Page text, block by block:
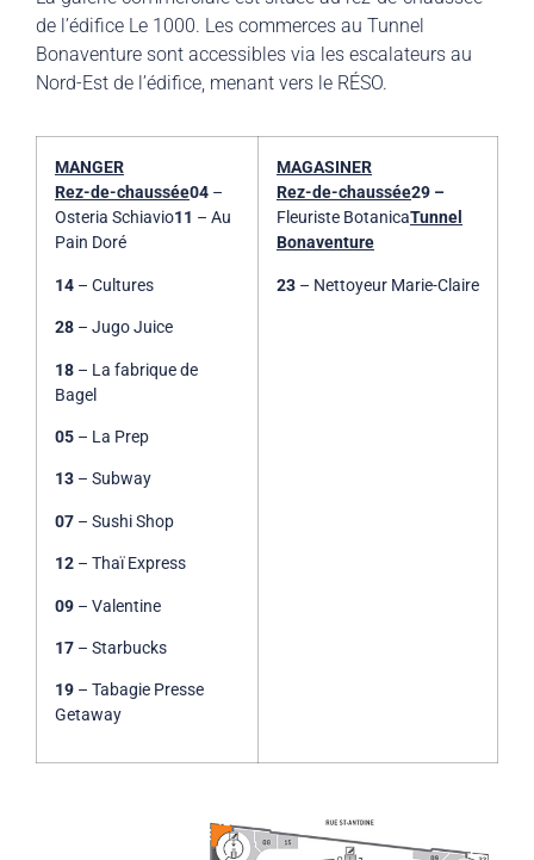
de l’édifice Le 1000. Les commerces au Tunnel
Bonaventure sont accessibles via les escalateurs au
Nord-Est de l’édifice, menant vers le RÉSO.
MANGER
Rez-de-chaussée04 –
Osteria Schiavio11 – Au
Pain Doré
14 – Cultures
28 – Jugo Juice
18 – La fabrique de
Bagel
05 – La Prep
13 – Subway
07 – Sushi Shop
12 – Thaï Express
09 – Valentine
17 – Starbucks
19 – Tabagie Presse
Getaway
MAGASINER
Rez-de-chaussée29 –
Fleuriste BotanicaTunnel
Bonaventure
23 – Nettoyeur Marie-Claire